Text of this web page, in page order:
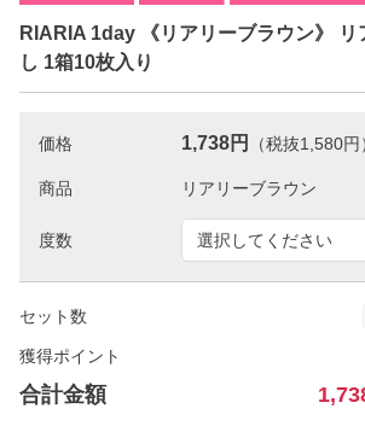
RIARIA 1day 《リアリーブラウン》 リ
し 1箱10枚入り
価格 1,738円 （税抜1,580円
商品
度数
セット数
獲得ポイント
合計金額